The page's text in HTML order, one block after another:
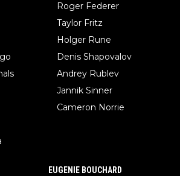
Roger Federer
Taylor Fritz
Holger Rune
Denis Shapovalov
Andrey Rublev
Jannik Sinner
Cameron Norrie
EUGENIE BOUCHARD